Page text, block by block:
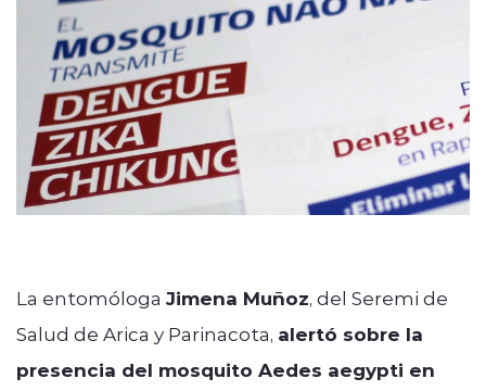
La entomóloga Jimena Muñoz, del Seremi de
Salud de Arica y Parinacota, alertó sobre la
presencia del mosquito Aedes aegypti en